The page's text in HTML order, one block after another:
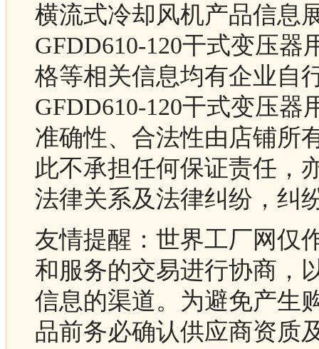
横流式冷却风机产品信息
GFDD610-120干式变压
格等相关信息均有企业自
GFDD610-120干式变压
准确性、合法性由店铺所
此不承担任何保证责任，
法律关系及法律纠纷，纠
友情提醒：世界工厂网仅
和服务的交易进行协商，
信息的渠道。为避免产生
品前务必确认供应商资质